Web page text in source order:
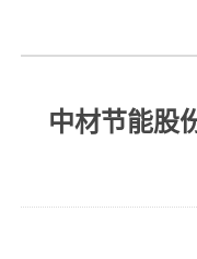
中材节能股